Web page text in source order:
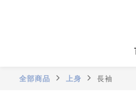
全部商品 上身 長袖